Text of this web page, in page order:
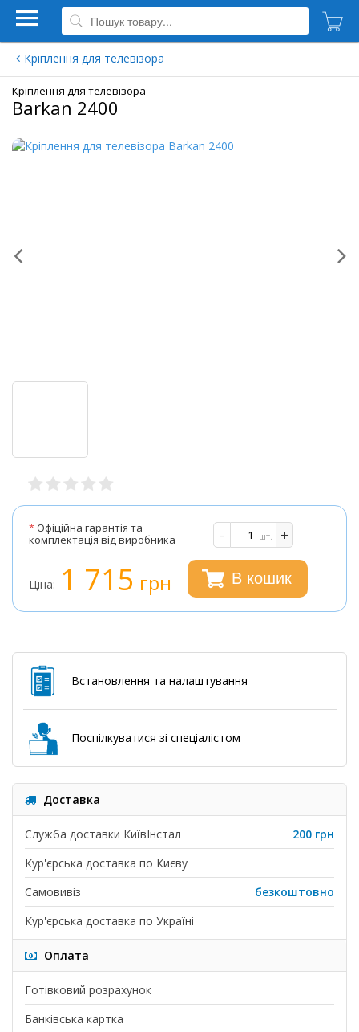
Кріплення для телевізора
Кріплення для телевізора
Barkan 2400
*Офіційна гарантія та
комплектація від виробника
- +
шт.
Ціна: 1 715 грн В кошик
Встановлення та налаштування
Поспілкуватися зі спеціалістом
Доставка
Служба доставки КиївІнстал
200 грн
Кур'єрська доставка по Києву
Самовивіз
безкоштовно
Кур'єрська доставка по Україні
Оплата
Готівковий розрахунок
Банківська картка